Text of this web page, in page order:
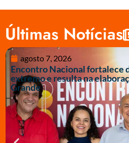
Últimas Notícias
agosto 7, 2026
Encontro Nacional fortalece
extremo e resulta na
Grande